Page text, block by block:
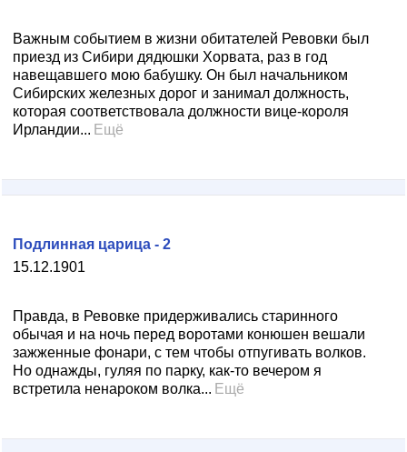
Важным событием в жизни обитателей Ревовки был
приезд из Сибири дядюшки Хорвата, раз в год
навещавшего мою бабушку. Он был начальником
Сибирских железных дорог и занимал должность,
которая соответствовала должности вице-короля
Ирландии... Ещё
15.12.1901
Подлинная царица - 2
Правда, в Ревовке придерживались старинного
обычая и на ночь перед воротами конюшен вешали
зажженные фонари, с тем чтобы отпугивать волков.
Но однажды, гуляя по парку, как-то вечером я
встретила ненароком волка... Ещё